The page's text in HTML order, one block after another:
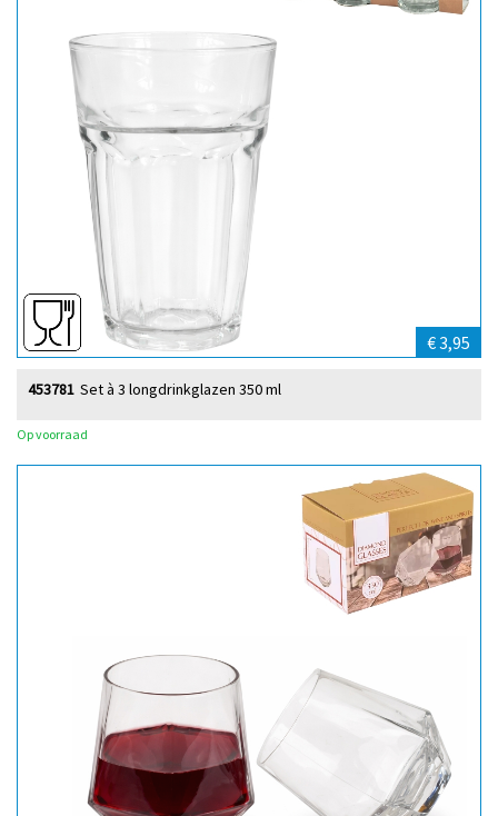
€ 3,95
Set à 3 longdrinkglazen 350 ml
453781
Op voorraad